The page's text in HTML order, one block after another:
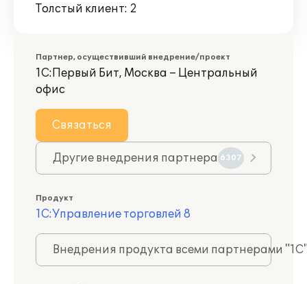
Толстый клиент: 2
Партнер, осуществивший внедрение/проект
1С:Первый Бит, Москва – Центральный
офис
Связаться
Другие внедрения партнера 6307
Продукт
1С:Управление торговлей 8
Внедрения продукта всеми партнерами